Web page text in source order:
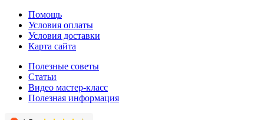
Помощь
Условия оплаты
Условия доставки
Карта сайта
Полезные советы
Статьи
Видео мастер-класс
Полезная информация